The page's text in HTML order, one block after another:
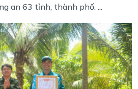
an 63 tỉnh, thành phố. ...